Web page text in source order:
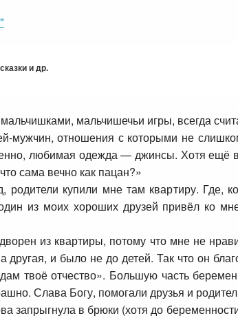
и др.
мальчишечьи игры, всегда
мужчин, отношения с которыми не
любимая одежда — джинсы. Хотя
сама вечно как пацан?»
родители купили мне там квартиру. Где,
из моих хороших друзей привёл ко
из квартиры, потому что мне не
и было не до детей. Так что он
твоё отчество». Большую часть
Слава Богу, помогали друзья и
запрыгнула в брюки (хотя до